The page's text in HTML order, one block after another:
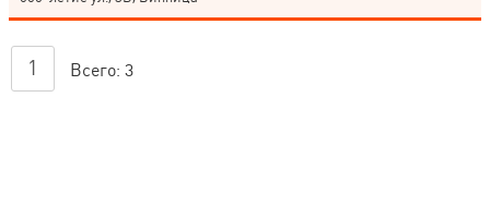
1 Всего: 3